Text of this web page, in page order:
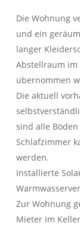
Die Wohnung
und ein
langer
Abstellraum im
übernommen
Die aktuell
sind alle
Schlafzimmer
werden.
Installierte
Zur Wohnung
Mieter im